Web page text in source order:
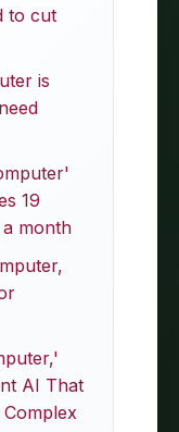
to cut
is
19
month
AI That